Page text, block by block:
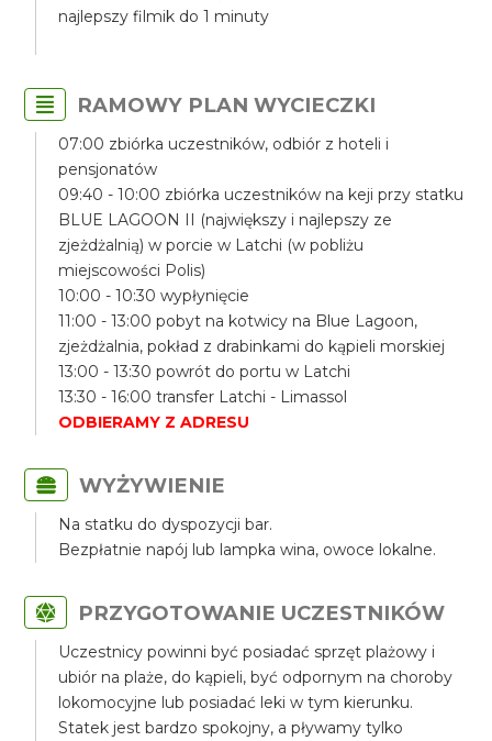
najlepszy filmik do 1 minuty
RAMOWY PLAN WYCIECZKI
07:00 zbiórka uczestników, odbiór z hoteli i
pensjonatów
09:40 - 10:00 zbiórka uczestników na keji przy statku
BLUE LAGOON II (największy i najlepszy ze
zjeżdżalnią) w porcie w Latchi (w pobliżu
miejscowości Polis)
10:00 - 10:30 wypłynięcie
11:00 - 13:00 pobyt na kotwicy na Blue Lagoon,
zjeżdżalnia, pokład z drabinkami do kąpieli morskiej
13:00 - 13:30 powrót do portu w Latchi
13:30 - 16:00 transfer Latchi - Limassol
ODBIERAMY Z ADRESU
WYŻYWIENIE
Na statku do dyspozycji bar.
Bezpłatnie napój lub lampka wina, owoce lokalne.
PRZYGOTOWANIE UCZESTNIKÓW
Uczestnicy powinni być posiadać sprzęt plażowy i
ubiór na plaże, do kąpieli, być odpornym na choroby
lokomocyjne lub posiadać leki w tym kierunku.
Statek jest bardzo spokojny, a pływamy tylko